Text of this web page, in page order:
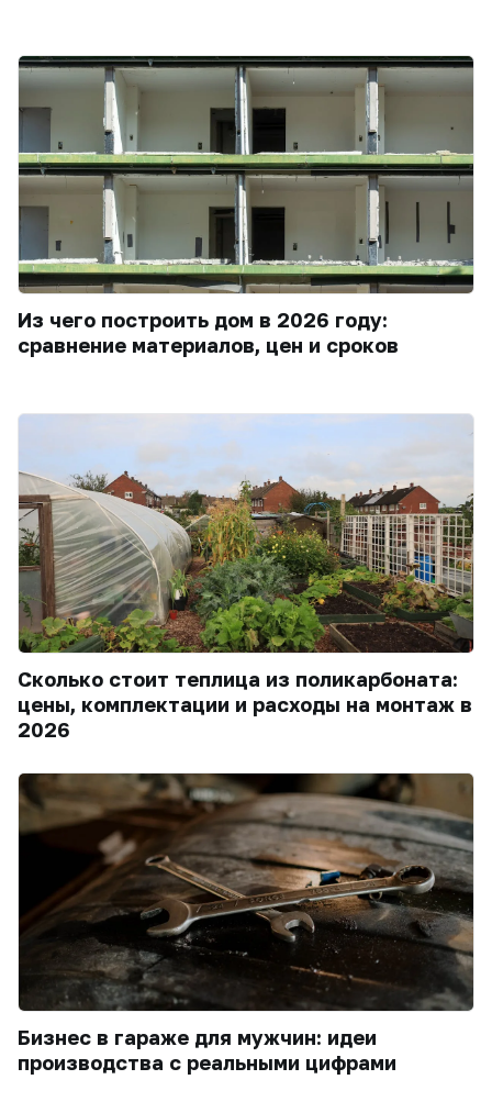
Из чего построить дом в 2026 году:
сравнение материалов, цен и сроков
Сколько стоит теплица из поликарбоната:
цены, комплектации и расходы на монтаж в
2026
Бизнес в гараже для мужчин: идеи
производства с реальными цифрами